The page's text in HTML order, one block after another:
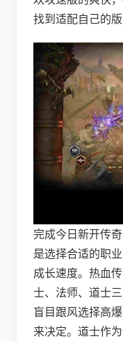
找到适配自己的版
完成今日新开传
是选择合适的职
成长速度。热血
士、法师、道士
盲目跟风选择高
来决定。道士作